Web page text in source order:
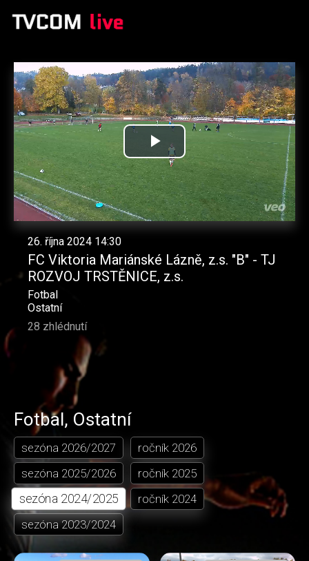
Přehrát
video
26. října 2024 14:30
FC Viktoria Mariánské Lázně, z.s. "B" - TJ
ROZVOJ TRSTĚNICE, z.s.
Fotbal
Ostatní
28 zhlédnutí
Fotbal, Ostatní
sezóna 2026/2027 ročník 2026
sezóna 2025/2026 ročník 2025
sezóna 2024/2025 ročník 2024
sezóna 2023/2024